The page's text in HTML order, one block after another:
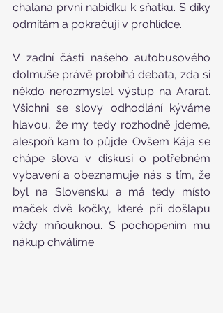
chalana první nabídku k sňatku. S díky
odmítám a pokračuji v prohlídce.
V zadní části našeho autobusového
dolmuše právě probíhá debata, zda si
někdo nerozmyslel výstup na Ararat.
Všichni se slovy odhodlání kýváme
hlavou, že my tedy rozhodně jdeme,
alespoň kam to půjde. Ovšem Kája se
chápe slova v diskusi o potřebném
vybavení a obeznamuje nás s tím, že
byl na Slovensku a má tedy místo
maček dvě kočky, které při došlapu
vždy mňouknou. S pochopením mu
nákup chválíme.